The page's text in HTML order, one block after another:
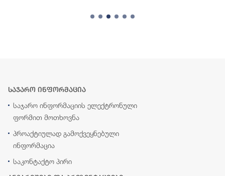
საჯარო ინფორმაცია
საჯარო ინფორმაციის ელექტრონული
ფორმით მოთხოვნა
პროაქტიულად გამოქვეყნებული
ინფორმაცია
საკონტაქტო პირი